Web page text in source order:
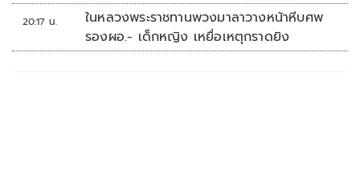
20:17 น.
ในหลวงพระราชทานพวงมาลาวางหน้าหีบศพ
รองผอ.- เด็กหญิง เหยื่อเหตุกราดยิง